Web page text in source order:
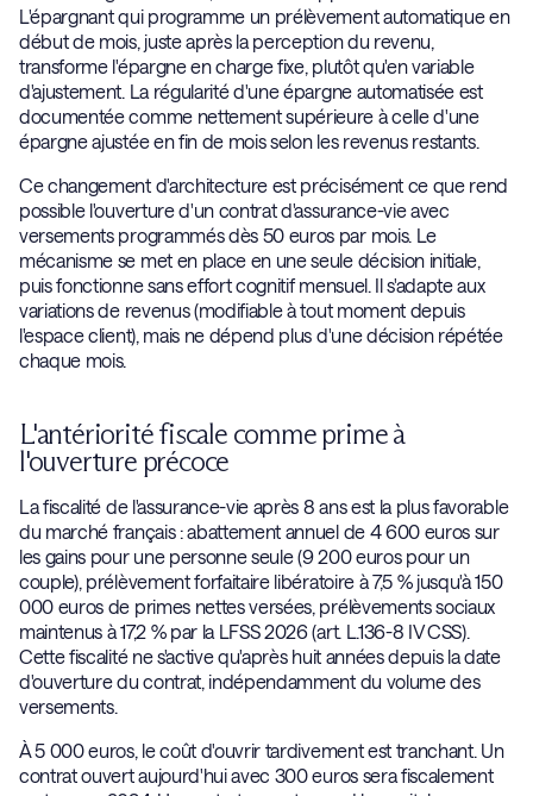
L'épargnant qui programme un prélèvement automatique en
début de mois, juste après la perception du revenu,
transforme l'épargne en charge fixe, plutôt qu'en variable
d'ajustement. La régularité d'une épargne automatisée est
documentée comme nettement supérieure à celle d'une
épargne ajustée en fin de mois selon les revenus restants.
Ce changement d'architecture est précisément ce que rend
possible l'ouverture d'un contrat d'assurance-vie avec
versements programmés dès 50 euros par mois. Le
mécanisme se met en place en une seule décision initiale,
puis fonctionne sans effort cognitif mensuel. Il s'adapte aux
variations de revenus (modifiable à tout moment depuis
l'espace client), mais ne dépend plus d'une décision répétée
chaque mois.
L'antériorité fiscale comme prime à
l'ouverture précoce
La fiscalité de l'assurance-vie après 8 ans est la plus favorable
du marché français : abattement annuel de 4 600 euros sur
les gains pour une personne seule (9 200 euros pour un
couple), prélèvement forfaitaire libératoire à 7,5 % jusqu'à 150
000 euros de primes nettes versées, prélèvements sociaux
maintenus à 17,2 % par la LFSS 2026 (art. L.136-8 IV CSS).
Cette fiscalité ne s'active qu'après huit années depuis la date
d'ouverture du contrat, indépendamment du volume des
versements.
À 5 000 euros, le coût d'ouvrir tardivement est tranchant. Un
contrat ouvert aujourd'hui avec 300 euros sera fiscalement